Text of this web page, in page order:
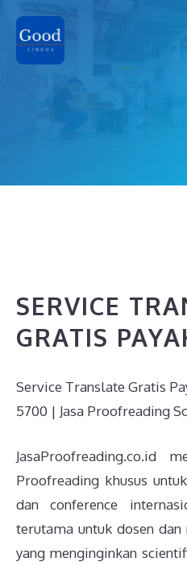
content
SERVICE
GRATIS
Service Translate Gratis
5700 | Jasa Proofreading
JasaProofreading.co.id
Proofreading khusus
dan conference
terutama untuk dosen dan
yang menginginkan